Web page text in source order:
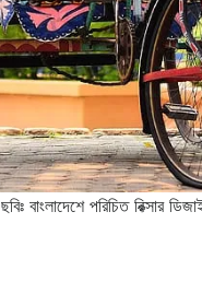
ছবিঃ বাংলাদেশে পরিচিত রিক্সার